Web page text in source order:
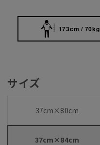
173cm / 70kg
サイズ
37cm×80cm
37cm×84cm